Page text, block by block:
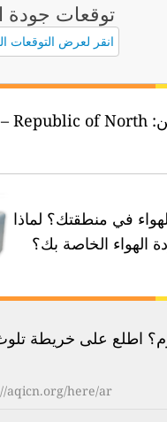
توقعات جودة
انقر لعرض التوقعات
Republic of North
في منطقتك؟ لماذا
الهواء الخاصة بك؟
اطلع على خريطة تلوث
aqicn.org/here/ar/